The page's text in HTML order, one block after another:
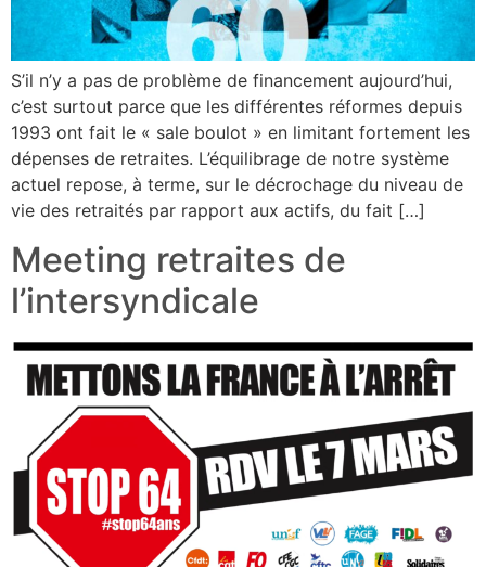
S’il n’y a pas de problème de financement aujourd’hui,
c’est surtout parce que les différentes réformes depuis
1993 ont fait le « sale boulot » en limitant fortement les
dépenses de retraites. L’équilibrage de notre système
actuel repose, à terme, sur le décrochage du niveau de
vie des retraités par rapport aux actifs, du fait […]
Meeting retraites de
l’intersyndicale